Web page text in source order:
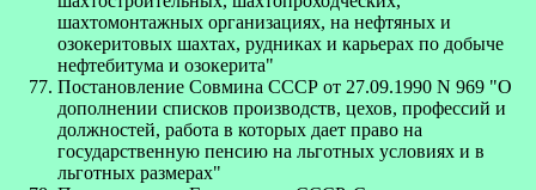
шахтомонтажных организациях, на нефтяных и
озокеритовых шахтах, рудниках и карьерах по добыче
нефтебитума и озокерита"
Постановление Совмина СССР от 27.09.1990 N 969 "О
дополнении списков производств, цехов, профессий и
должностей, работа в которых дает право на
государственную пенсию на льготных условиях и в
льготных размерах"